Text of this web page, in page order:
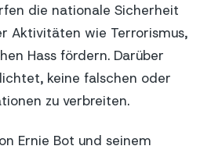
die nationale Sicherheit
Aktivitäten wie Terrorismus,
Hass fördern. Darüber
keine falschen oder
zu verbreiten.
Ernie Bot und seinem